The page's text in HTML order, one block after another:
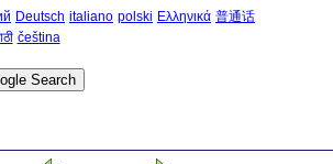
Deutsch italiano polski Ελληνικά 普通话
čeština